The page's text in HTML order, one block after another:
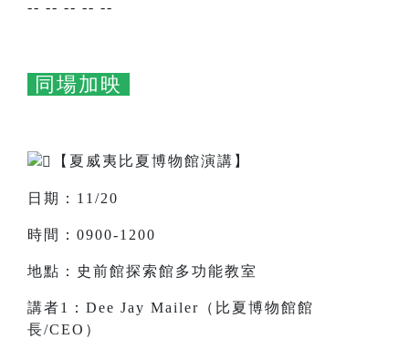
-- -- -- -- --
同場加映
【夏威夷比夏博物館演講】
日期：11/20
時間：0900-1200
地點：史前館探索館多功能教室
講者1：Dee Jay Mailer（比夏博物館館
長/CEO）